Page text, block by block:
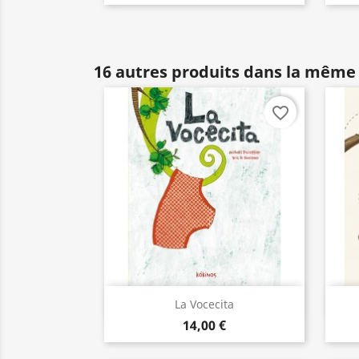
16 autres produits dans la
La Vocecita
14,00 €
Aperçu rapide
favorite_border